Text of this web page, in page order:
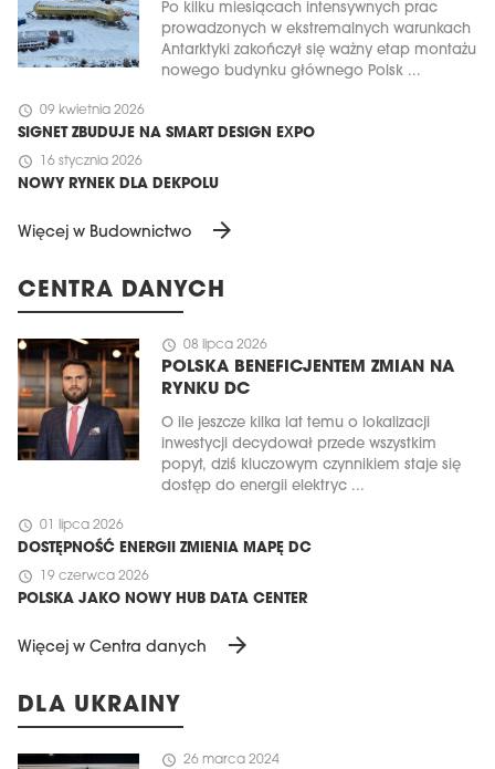
Po kilku miesiącach intensywnych prac
prowadzonych w ekstremalnych warunkach
Antarktyki zakończył się ważny etap montażu
nowego budynku głównego Polsk ...
schedule 09 kwietnia 2026
SIGNET ZBUDUJE NA SMART DESIGN EXPO
schedule 16 stycznia 2026
NOWY RYNEK DLA DEKPOLU
Więcej w Budownictwo arrow_forward
CENTRA DANYCH
schedule 08 lipca 2026
POLSKA BENEFICJENTEM ZMIAN NA
RYNKU DC
O ile jeszcze kilka lat temu o lokalizacji
inwestycji decydował przede wszystkim
popyt, dziś kluczowym czynnikiem staje się
dostęp do energii elektryc ...
schedule 01 lipca 2026
DOSTĘPNOŚĆ ENERGII ZMIENIA MAPĘ DC
schedule 19 czerwca 2026
POLSKA JAKO NOWY HUB DATA CENTER
Więcej w Centra danych arrow_forward
DLA UKRAINY
schedule 26 marca 2024